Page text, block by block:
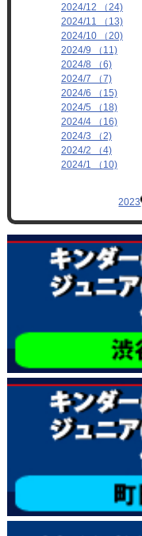
2024/12 （24)
2024/11 （13)
2024/10 （20)
2024/9 （11)
2024/8 （6)
2024/7 （7)
2024/6 （15)
2024/5 （18)
2024/4 （16)
2024/3 （2)
2024/2 （4)
2024/1 （10)
2023